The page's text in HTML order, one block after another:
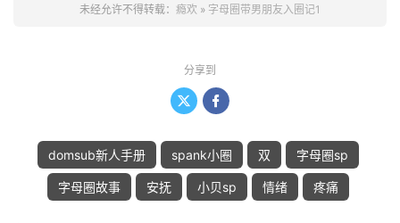
未经允许不得转载： 瘾欢 » 字母圈带男朋友入圈记1
分享到
 
domsub新人手册 spank小圈 双 字母圈sp
字母圈故事 安抚 小贝sp 情绪 疼痛